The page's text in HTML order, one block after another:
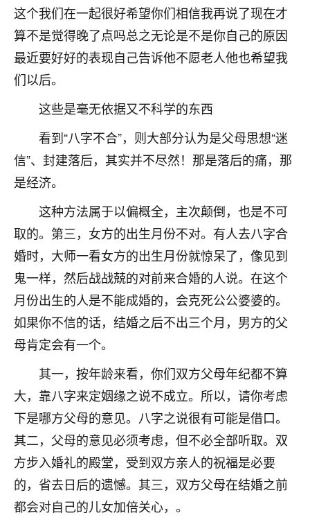
这个我们在一起很好希望你们相信我再说了现在才
算不是觉得晚了点吗总之无论是不是你自己的原因
最近要好好的表现自己告诉他不愿老人他也希望我
们以后。
这些是毫无依据又不科学的东西
看到“八字不合”，则大部分认为是父母思想“迷
信”、封建落后，其实并不尽然！那是落后的痛，那
是经济。
这种方法属于以偏概全，主次颠倒，也是不可
取的。第三，女方的出生月份不对。有人去八字合
婚时，大师一看女方的出生月份就惊呆了，像见到
鬼一样，然后战战兢的对前来合婚的人说。在这个
月份出生的人是不能成婚的，会克死公公婆婆的。
如果你不信的话，结婚之后不出三个月，男方的父
母肯定会有一个。
其一，按年龄来看，你们双方父母年纪都不算
大，靠八字来定姻缘之说不成立。所以，请你考虑
下是哪方父母的意见。八字之说很有可能是借口。
其二，父母的意见必须考虑，但不必全部听取。双
方步入婚礼的殿堂，受到双方亲人的祝福是必要
的，省去日后的遗憾。其三，双方父母在结婚之前
都会对自己的儿女加倍关心，。
17分钟前 来自湖北 19
心若莲花
我是做餐饮的，这两年，生意屡屡受挫，店开一家关
一家，要么生意不好，生意好的就出事。前些年攒的
家底快败光了，真是倒霉！我也想找人看看到底怎么
鹿森：你可以找老师看看，人有时不服命不行
啊！
太阳当空赵
是我从找店开始都是找慧来老师跟进的，选
址、风水、还有开业日子，哪哪都看了，虽然
大环境不好，但是我家生意还可以，前几天又
刚找老师做了补财库，希望财运更好一点！
2小时前 来自海南 18
梦醒时分
我女儿高二叛逆，大半年不上学，一说她就要死要活
的，把我们两口子愁的不行，朋友给我推荐的慧来老
师，一开始我是病急乱投医，这半年来，法事一个个
做完，我女儿跟变了个人一样，不期望她能考多好的
大学，只要能安安稳稳的把书读了，身体心理都健健
康康的我就很知足了！
鹿森：可怜天下父母心啊！
3小时前 来自河北 16
付深